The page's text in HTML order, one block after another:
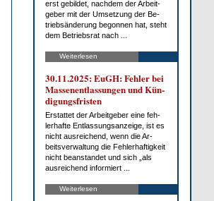
erst ge­bil­det, nach­dem der Ar­beit­
ge­ber mit der Um­set­zung der Be­
trieb­s­än­de­rung be­gon­nen hat, steht
dem Be­triebs­rat nach ...
Weiterlesen
30.11.2025: EuGH: Feh­ler bei
Mas­sen­ent­las­sun­gen und Kün­
di­gungs­fris­ten
Er­stat­tet der Ar­beit­ge­ber ei­ne feh­
ler­haf­te Ent­las­sungs­an­zei­ge, ist es
nicht aus­rei­chend, wenn die Ar­
beits­ver­wal­tung die Feh­ler­haf­tig­keit
nicht be­an­stan­det und sich „als
aus­rei­chend in­for­miert ...
Weiterlesen